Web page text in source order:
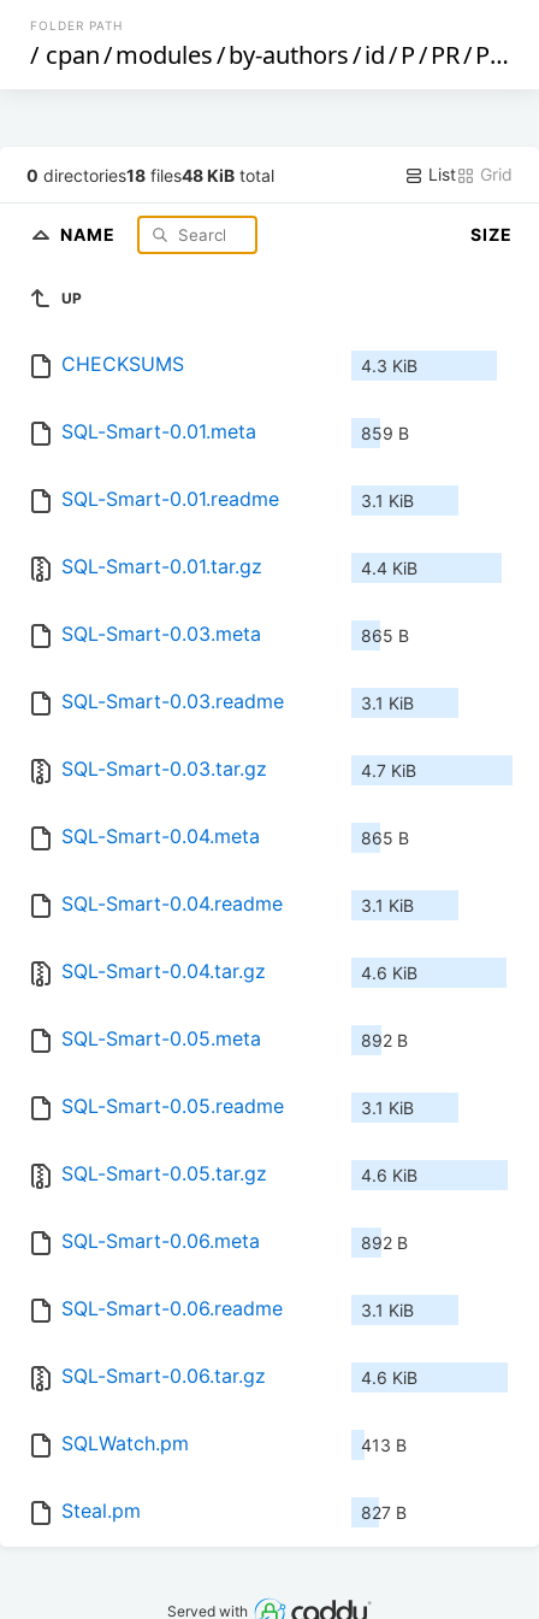
FOLDER PATH
/ cpan/modules/by-authors/id/P/PR/PRIEZT
0 directories18 files48 KiB total List Grid
NAME SIZE
UP
CHECKSUMS 4.3 KiB
SQL-Smart-0.01.meta 859 B
SQL-Smart-0.01.readme 3.1 KiB
SQL-Smart-0.01.tar.gz 4.4 KiB
SQL-Smart-0.03.meta 865 B
SQL-Smart-0.03.readme 3.1 KiB
SQL-Smart-0.03.tar.gz 4.7 KiB
SQL-Smart-0.04.meta 865 B
SQL-Smart-0.04.readme 3.1 KiB
SQL-Smart-0.04.tar.gz 4.6 KiB
SQL-Smart-0.05.meta 892 B
SQL-Smart-0.05.readme 3.1 KiB
SQL-Smart-0.05.tar.gz 4.6 KiB
SQL-Smart-0.06.meta 892 B
SQL-Smart-0.06.readme 3.1 KiB
SQL-Smart-0.06.tar.gz 4.6 KiB
SQLWatch.pm 413 B
Steal.pm 827 B
Served with